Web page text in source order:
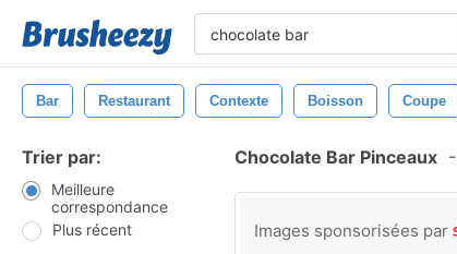
Bar Restaurant Contexte Boisson Coupe
Trier par:
Meilleure
correspondance
Plus récent
Chocolate Bar Pinceaux -
Images sponsorisées par